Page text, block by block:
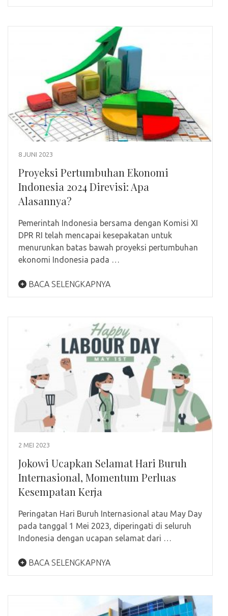
8 JUNI 2023
Proyeksi Pertumbuhan Ekonomi
Indonesia 2024 Direvisi: Apa
Alasannya?
Pemerintah Indonesia bersama dengan Komisi XI
DPR RI telah mencapai kesepakatan untuk
menurunkan batas bawah proyeksi pertumbuhan
ekonomi Indonesia pada …
BACA SELENGKAPNYA
2 MEI 2023
Jokowi Ucapkan Selamat Hari Buruh
Internasional, Momentum Perluas
Kesempatan Kerja
Peringatan Hari Buruh Internasional atau May Day
pada tanggal 1 Mei 2023, diperingati di seluruh
Indonesia dengan ucapan selamat dari …
BACA SELENGKAPNYA